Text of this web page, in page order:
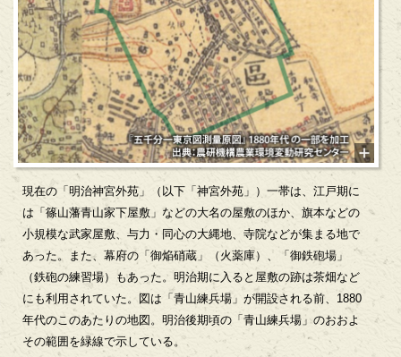
現在の「明治神宮外苑」（以下「神宮外苑」）一帯は、江戸期に
は「篠山藩青山家下屋敷」などの大名の屋敷のほか、旗本などの
小規模な武家屋敷、与力・同心の大縄地、寺院などが集まる地で
あった。また、幕府の「御焔硝蔵」（火薬庫）、「御鉄砲場」
（鉄砲の練習場）もあった。明治期に入ると屋敷の跡は茶畑など
にも利用されていた。図は「青山練兵場」が開設される前、1880
年代のこのあたりの地図。明治後期頃の「青山練兵場」のおおよ
その範囲を緑線で示している。